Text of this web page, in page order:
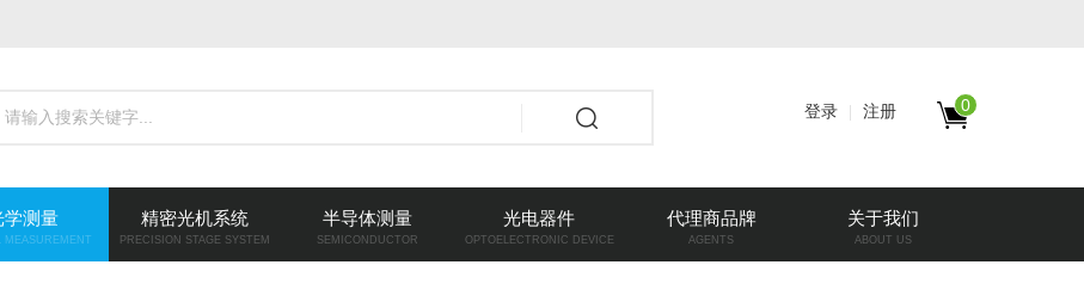
登录 注册 0
学测量
MEASUREMENT
精密光机系统
PRECISION STAGE SYSTEM
半导体测量
SEMICONDUCTOR
光电器件
OPTOELECTRONIC DEVICE
代理商品牌
AGENTS
关于我们
ABOUT US